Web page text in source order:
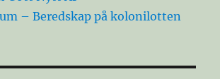
– Beredskap på kolonilotten